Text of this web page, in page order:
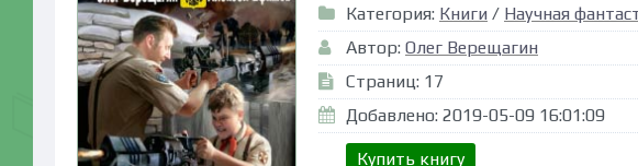
Категория: Книги / Научная
Автор: Олег Верещагин
Страниц: 17
Добавлено: 2019-05-09 16:01:09
Купить книгу